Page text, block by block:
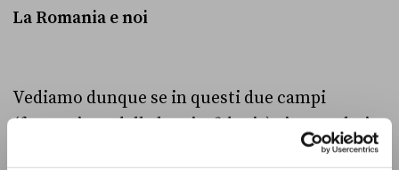
La Romania e noi
Vediamo dunque se in questi due campi
(formazione delle leggi e fiducia) ci sono altri
paesi che si comportano come l’Italia. La